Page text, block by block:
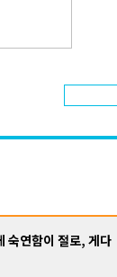
숙연함이 절로, 게다